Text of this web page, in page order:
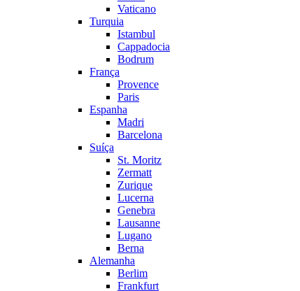
Vaticano
Turquia
Istambul
Cappadocia
Bodrum
França
Provence
Paris
Espanha
Madri
Barcelona
Suíça
St. Moritz
Zermatt
Zurique
Lucerna
Genebra
Lausanne
Lugano
Berna
Alemanha
Berlim
Frankfurt